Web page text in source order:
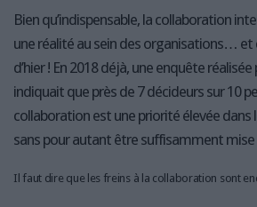
Bien qu’indispensable, la collaboration
une réalité au sein des organisations… et
d’hier ! En 2018 déjà, une enquête
indiquait que près de 7 décideurs sur 10
collaboration est une priorité élevée dans
sans pour autant être suffisamment mise
Il faut dire que les freins à la collaboration sont